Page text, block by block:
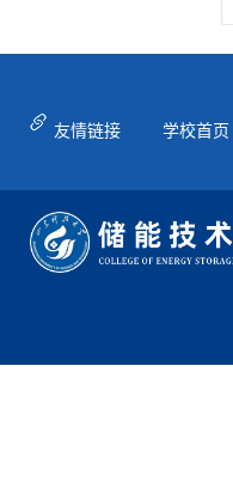
友情链接 学校首页